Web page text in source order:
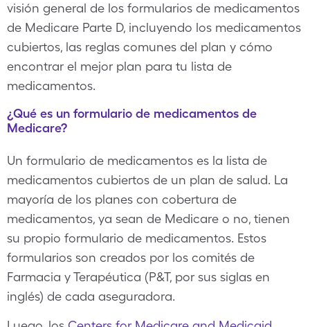
visión general de los formularios de medicamentos
de Medicare Parte D, incluyendo los medicamentos
cubiertos, las reglas comunes del plan y cómo
encontrar el mejor plan para tu lista de
medicamentos.
¿Qué es un formulario de medicamentos de
Medicare?
Un formulario de medicamentos es la lista de
medicamentos cubiertos de un plan de salud. La
mayoría de los planes con cobertura de
medicamentos, ya sean de Medicare o no, tienen
su propio formulario de medicamentos. Estos
formularios son creados por los comités de
Farmacia y Terapéutica (P&T, por sus siglas en
inglés) de cada aseguradora.